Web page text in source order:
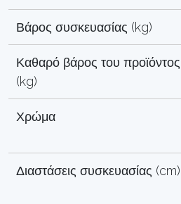
Βάρος συσκευασίας (kg)
Καθαρό βάρος του προϊόντος
(kg)
Χρώμα
Διαστάσεις συσκευασίας (cm)